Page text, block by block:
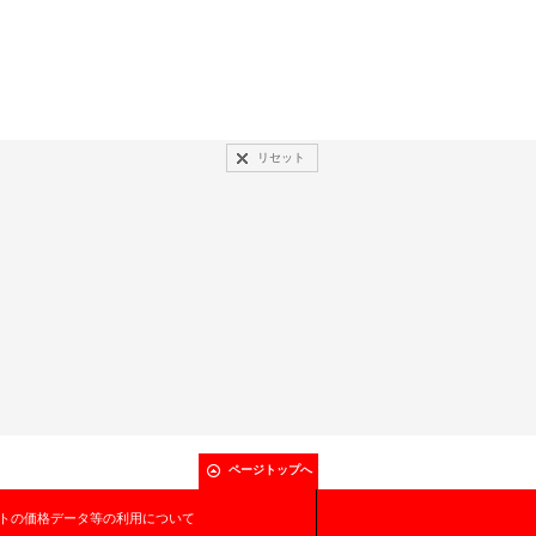
リセット
ページトップへ
の価格データ等の利用について